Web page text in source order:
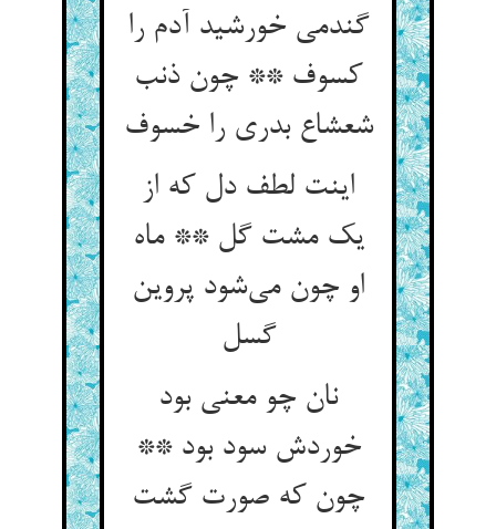
گندمی خورشید آدم را
کسوف ** چون ذنب
شعشاع بدری را خسوف‌‌
اینت لطف دل که از
یک مشت گل ** ماه
او چون می‌‌شود پروین
گسل‌‌
نان چو معنی بود
خوردش سود بود **
چون که صورت گشت